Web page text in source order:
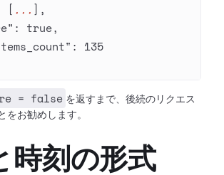
[ ... ],
: true,
: 135
= false を返すまで、後続のリクエス
をお勧めします。
時刻の形式